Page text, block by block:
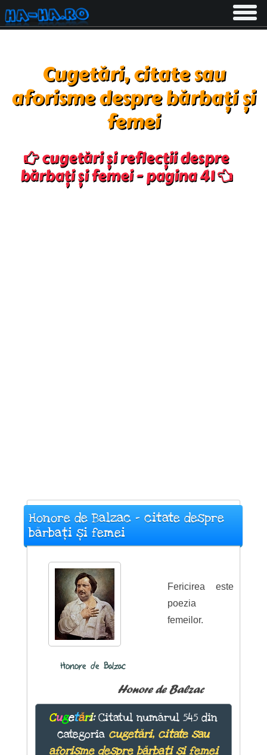
Toggle
Cugetări, citate sau
aforisme despre bărbați și
femei
cugetări și reflecții despre
bărbați și femei - pagina 41
Honore de Balzac - citate despre
bărbați și femei
Honore de Balzac
Fericirea este
poezia
femeilor.
Honore de Balzac
Cugetări:Citatul numărul 545 din
categoria cugetări, citate sau
aforisme despre bărbați și femei